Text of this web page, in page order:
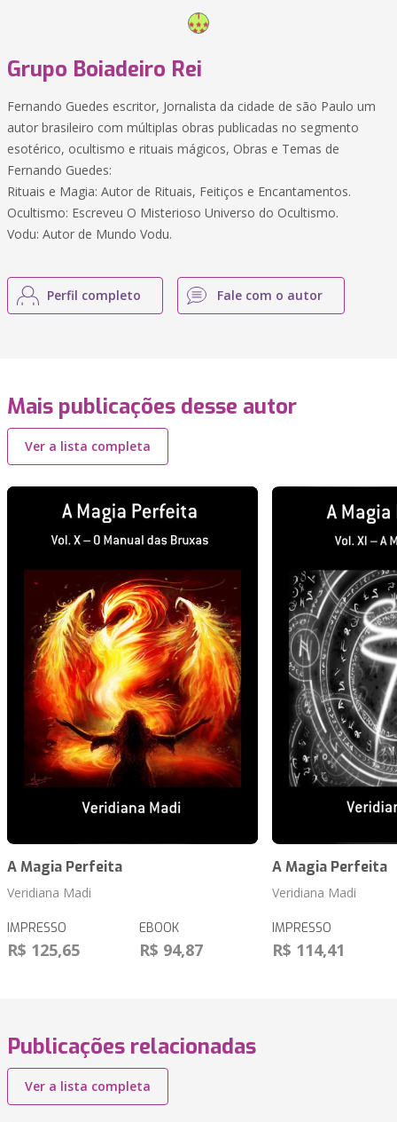
Grupo Boiadeiro Rei
Fernando Guedes escritor, Jornalista da cidade de são Paulo um
autor brasileiro com múltiplas obras publicadas no segmento
esotérico, ocultismo e rituais mágicos, Obras e Temas de
Fernando Guedes:
Rituais e Magia: Autor de Rituais, Feitiços e Encantamentos.
Ocultismo: Escreveu O Misterioso Universo do Ocultismo.
Vodu: Autor de Mundo Vodu.
Perfil completo Fale com o autor
Mais publicações desse autor
Ver a lista completa
A Magia Perfeita
Veridiana Madi
IMPRESSO
R$ 125,65
EBOOK
R$ 94,87
A Magia Perfeita
Veridiana Madi
IMPRESSO
R$ 114,41
Publicações relacionadas
Ver a lista completa